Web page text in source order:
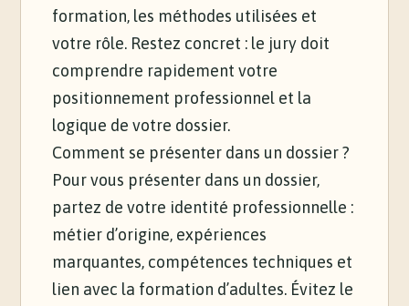
formation, les méthodes utilisées et
votre rôle. Restez concret : le jury doit
comprendre rapidement votre
positionnement professionnel et la
logique de votre dossier.
Comment se présenter dans un dossier ?
Pour vous présenter dans un dossier,
partez de votre identité professionnelle :
métier d’origine, expériences
marquantes, compétences techniques et
lien avec la formation d’adultes. Évitez le